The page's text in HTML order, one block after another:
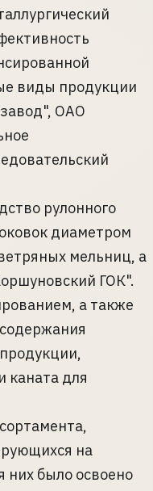
виды продукции
ОАО
рулонного
диаметром
мельниц, а
ГОК".
а также
каната для
на
было освоено